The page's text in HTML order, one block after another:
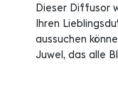
Dieser Diffusor
Ihren
aussuchen
Juwel, das alle